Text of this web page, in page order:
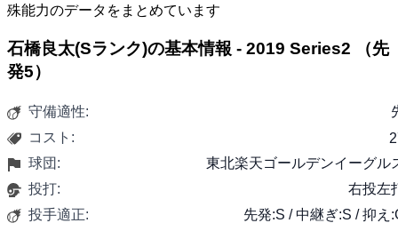
殊能力のデータをまとめています
石橋良太(Sランク)の基本情報 - 2019 Series2 （先
発5）
守備適性:
コスト:
球団:
東北楽天ゴールデンイーグル
投打:
右投左
投手適正:
先発:S / 中継ぎ:S / 抑え